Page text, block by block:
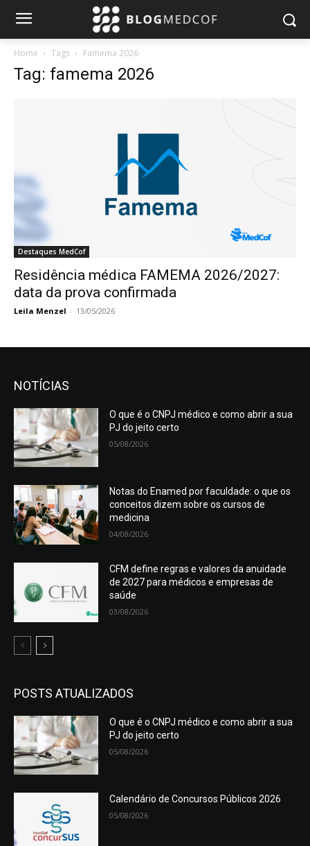
Home Tags Famema 2026
Tag: famema 2026
Destaques MedCof
Residência médica FAMEMA 2026/2027:
data da prova confirmada
Leila Menzel - 13/05/2026
NOTÍCIAS
O que é o CNPJ médico e como abrir a sua
PJ do jeito certo
05/08/2026
Notas do Enamed por faculdade: o que os
conceitos dizem sobre os cursos de
medicina
04/08/2026
CFM define regras e valores da anuidade
de 2027 para médicos e empresas de
saúde
03/08/2026
POSTS ATUALIZADOS
O que é o CNPJ médico e como abrir a sua
PJ do jeito certo
05/08/2026
Calendário de Concursos Públicos 2026
05/08/2026